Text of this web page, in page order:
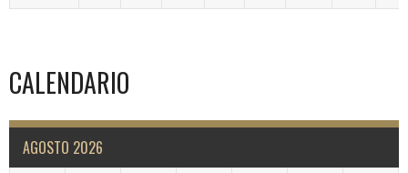
CALENDARIO
AGOSTO 2026